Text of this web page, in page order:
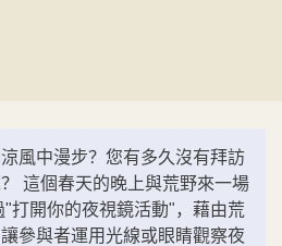
風中漫步？您有多久沒有拜訪
這個春天的晚上與荒野來一場
打開你的夜視鏡活動"，藉由荒
參與者運用光線或眼睛觀察夜